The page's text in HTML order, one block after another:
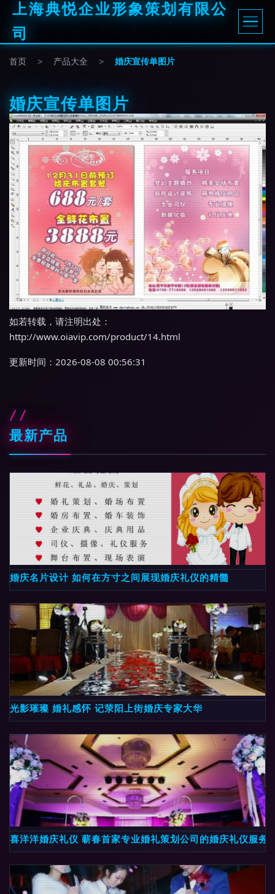
上海典悦企业形象策划有限公
司
首页 > 产品大全 > 婚庆宣传单图片
婚庆宣传单图片
如若转载，请注明出处：
http://www.oiavip.com/product/14.html
更新时间：2026-08-08 00:56:31
最新产品
婚庆名片设计 如何在方寸之间展现婚庆礼仪的精髓
光影璀璨 婚礼感怀 记荥阳上街婚庆专家大华
喜洋洋婚庆礼仪 蕲春首家专业婚礼策划公司的婚庆礼仪服务